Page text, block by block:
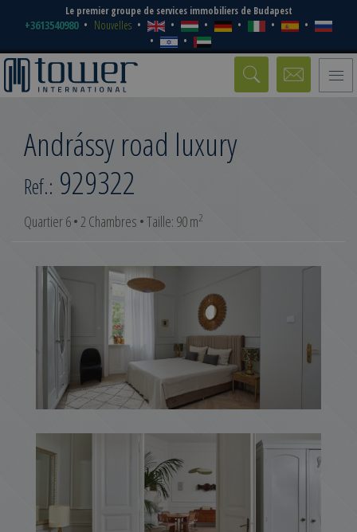
Le premier groupe de services immobiliers de Budapest
+3613540980 Nouvelles
Toggle
Andrássy road luxury
Ref.: 929322
Quartier 6 • 2 Chambres • Taille: 90 m2